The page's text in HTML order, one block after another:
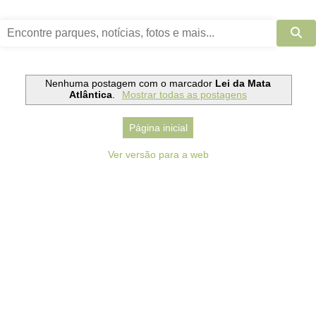
Nenhuma postagem com o marcador Lei da Mata
Atlântica. Mostrar todas as postagens
Página inicial
Ver versão para a web